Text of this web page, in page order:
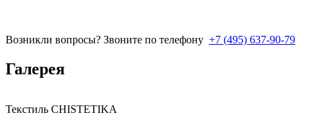
Возникли вопросы? Звоните по телефону +7 (495) 637-90-79
Галерея
Текстиль CHISTETIKA